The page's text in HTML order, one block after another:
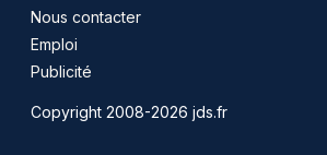
Nous contacter
Emploi
Publicité
Copyright 2008-2026 jds.fr